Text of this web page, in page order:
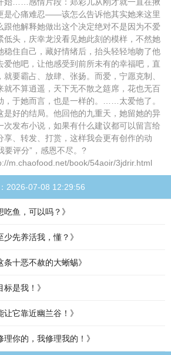
是心痛难忍——该怎么告诉他其实她来这里
跟他解释她做出这个决定绝对不是因为不爱
头，庆幸龙没看见她此刻的模样，不然她
稳住自己，藏好情绪后，抬头轻轻地吻了他
爱他吧，让他感受到前所未有的幸福吧，直
要霸占、放肆、张扬。而爱，宁愿克制、
就不算逍遥，天下无不散之筵席，花也无百
，于她而言，也是一样的。……太爱他了。
是好的结局。他回他的九重天，她留她的异
次发布小说，如果有什么建议都可以留言给
享、转发、打赏，这样我会更有创作的动
要评分”，感恩不尽。?
m.chaofood.net/book/54aoir/3jdrir.html
2026-07-08 12:29:56
吃鱼，可以吗？》
少先养活我，懂？》
条十恶不赦的大蜥蜴》
标是我！》
让它靠近幽兰谷！》
理你的，我修理我的！》